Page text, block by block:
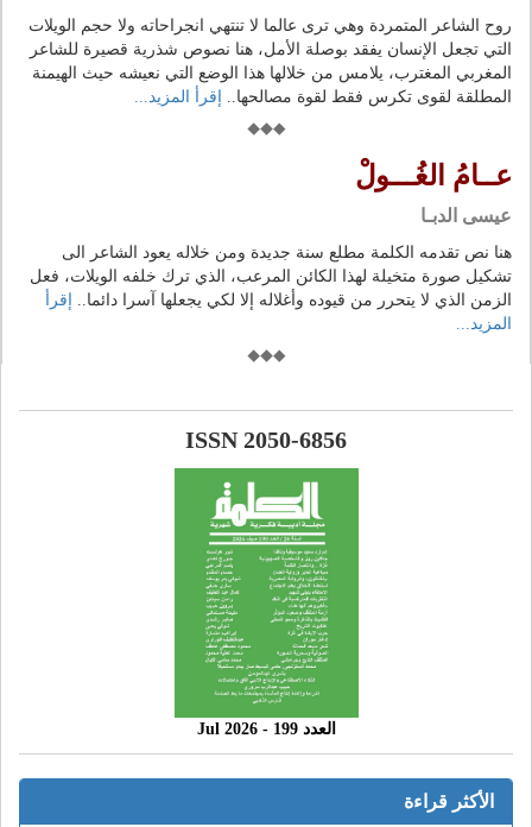
روح الشاعر المتمردة وهي ترى عالما لا تنتهي انجراحاته ولا حجم الويلات
التي تجعل الإنسان يفقد بوصلة الأمل، هنا نصوص شذرية قصيرة للشاعر
المغربي المغترب، يلامس من خلالها هذا الوضع التي نعيشه حيث الهيمنة
المطلقة لقوى تكرس فقط لقوة مصالحها..
إقرأ المزيد...
عــامُ الغُـــولْ
عيسى الدبـا
هنا نص تقدمه الكلمة مطلع سنة جديدة ومن خلاله يعود الشاعر الى
تشكيل صورة متخيلة لهذا الكائن المرعب، الذي ترك خلفه الويلات، فعل
الزمن الذي لا يتحرر من قيوده وأغلاله إلا لكي يجعلها آسرا دائما..
إقرأ
المزيد...
ISSN 2050-6856
العدد 199 - 2026 Jul
الأكثر قراءة